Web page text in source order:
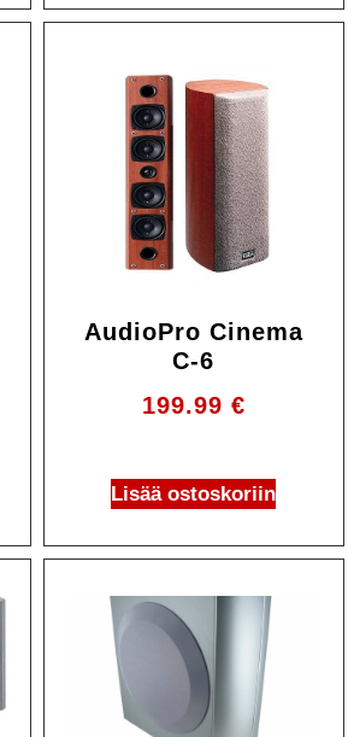
AudioPro Cinema
C-6
199.99 €
Lisää ostoskoriin